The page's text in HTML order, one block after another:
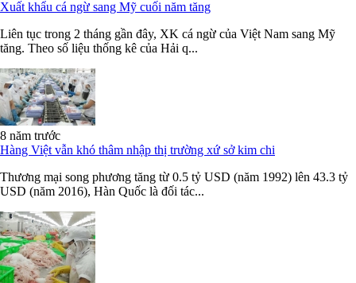
Xuất khẩu cá ngừ sang Mỹ cuối năm tăng
Liên tục trong 2 tháng gần đây, XK cá ngừ của Việt Nam sang Mỹ
tăng. Theo số liệu thống kê của Hải q...
8 năm trước
Hàng Việt vẫn khó thâm nhập thị trường xứ sở kim chi
Thương mại song phương tăng từ 0.5 tỷ USD (năm 1992) lên 43.3 tỷ
USD (năm 2016), Hàn Quốc là đối tác...